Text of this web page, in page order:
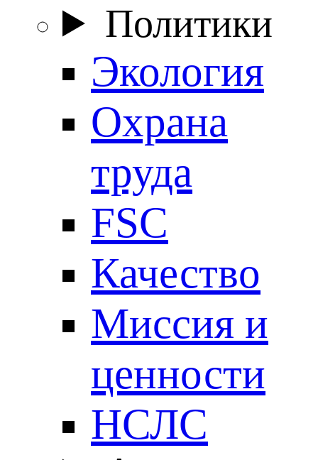
Политики
Экология
Охрана
труда
FSC
Качество
Миссия и
ценности
НСЛС